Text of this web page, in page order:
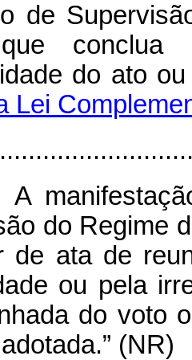
de
conclua
do ato
Lei
A
do Regime
de ata de
ou pela
do voto
(NR)